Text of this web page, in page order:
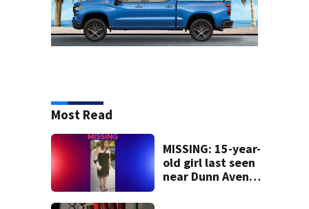
Most Read
MISSING: 15-year-
old girl last seen
near Dunn Avenue